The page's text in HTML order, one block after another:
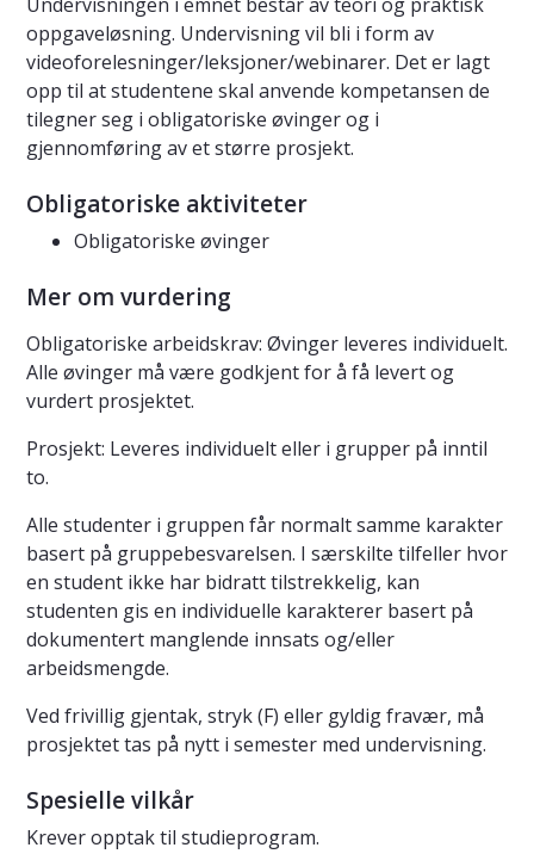
oppgaveløsning. Undervisning vil bli i form av
videoforelesninger/leksjoner/webinarer. Det er lagt
opp til at studentene skal anvende kompetansen de
tilegner seg i obligatoriske øvinger og i
gjennomføring av et større prosjekt.
Obligatoriske aktiviteter
Obligatoriske øvinger
Mer om vurdering
Obligatoriske arbeidskrav: Øvinger leveres individuelt.
Alle øvinger må være godkjent for å få levert og
vurdert prosjektet.
Prosjekt: Leveres individuelt eller i grupper på inntil
to.
Alle studenter i gruppen får normalt samme karakter
basert på gruppebesvarelsen. I særskilte tilfeller hvor
en student ikke har bidratt tilstrekkelig, kan
studenten gis en individuelle karakterer basert på
dokumentert manglende innsats og/eller
arbeidsmengde.
Ved frivillig gjentak, stryk (F) eller gyldig fravær, må
prosjektet tas på nytt i semester med undervisning.
Spesielle vilkår
Krever opptak til studieprogram.